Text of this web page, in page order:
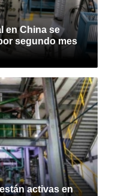
en China se
segundo mes
activas en